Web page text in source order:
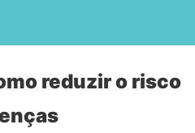
reduzir o risco